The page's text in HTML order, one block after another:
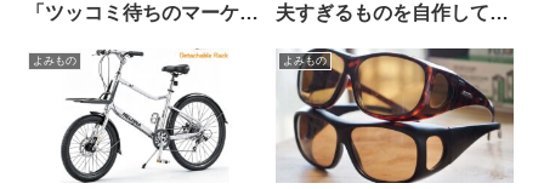
「ツッコミ待ちのマーケテ
Van Rysel】
夫すぎるものを自作しては
ら）
よみもの よみもの